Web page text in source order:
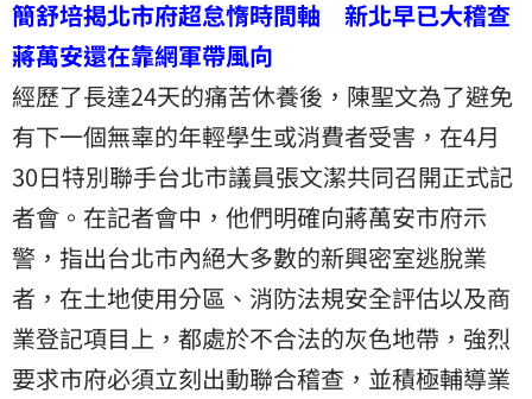
簡舒培揭北市府超怠惰時間軸 新北早已大稽查
蔣萬安還在靠網軍帶風向
經歷了長達24天的痛苦休養後，陳聖文為了避免
有下一個無辜的年輕學生或消費者受害，在4月
30日特別聯手台北市議員張文潔共同召開正式記
者會。在記者會中，他們明確向蔣萬安市府示
警，指出台北市內絕大多數的新興密室逃脫業
者，在土地使用分區、消防法規安全評估以及商
業登記項目上，都處於不合法的灰色地帶，強烈
要求市府必須立刻出動聯合稽查，並積極輔導業